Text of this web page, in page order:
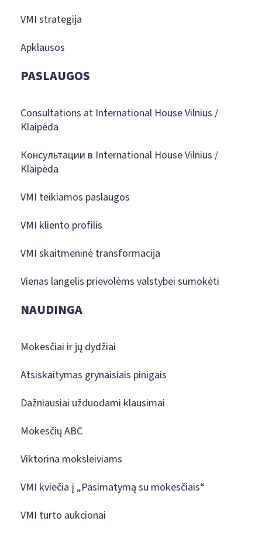
VMI strategija
Apklausos
PASLAUGOS
Consultations at International House Vilnius /
Klaipėda
Консультации в International House Vilnius /
Klaipėda
VMI teikiamos paslaugos
VMI kliento profilis
VMI skaitmeninė transformacija
Vienas langelis prievolėms valstybei sumokėti
NAUDINGA
Mokesčiai ir jų dydžiai
Atsiskaitymas grynaisiais pinigais
Dažniausiai užduodami klausimai
Mokesčių ABC
Viktorina moksleiviams
VMI kviečia į „Pasimatymą su mokesčiais“
VMI turto aukcionai